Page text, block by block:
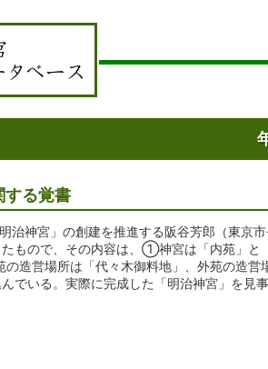
する覚書
治神宮」の創建を推進する阪谷芳郎（東京
もので、その内容は、①神宮は「内苑」
造営場所は「代々木御料地」、外苑の造
でいる。実際に完成した「明治神宮」を見